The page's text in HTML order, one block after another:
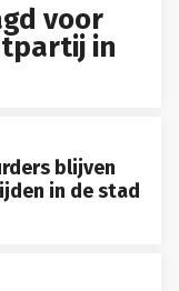
voor
in
blijven
in de stad